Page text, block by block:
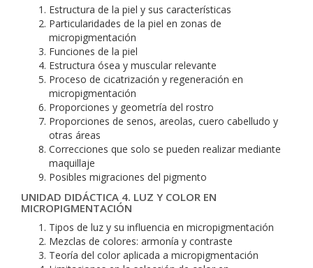
Estructura de la piel y sus características
Particularidades de la piel en zonas de
micropigmentación
Funciones de la piel
Estructura ósea y muscular relevante
Proceso de cicatrización y regeneración en
micropigmentación
Proporciones y geometría del rostro
Proporciones de senos, areolas, cuero cabelludo y
otras áreas
Correcciones que solo se pueden realizar mediante
maquillaje
Posibles migraciones del pigmento
UNIDAD DIDÁCTICA 4. LUZ Y COLOR EN
MICROPIGMENTACIÓN
Tipos de luz y su influencia en micropigmentación
Mezclas de colores: armonía y contraste
Teoría del color aplicada a micropigmentación